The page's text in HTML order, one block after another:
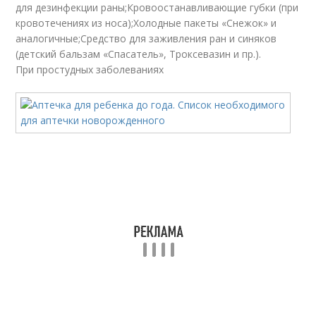
для дезинфекции раны;Кровоостанавливающие губки (при
кровотечениях из носа);Холодные пакеты «Снежок» и
аналогичные;Средство для заживления ран и синяков
(детский бальзам «Спасатель», Троксевазин и пр.).
При простудных заболеваниях